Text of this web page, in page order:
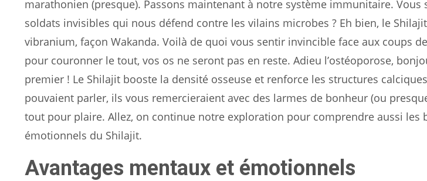
marathonien (presque). Passons maintenant à notre système immunitaire. Vous
soldats invisibles qui nous défend contre les vilains microbes ? Eh bien, le
vibranium, façon Wakanda. Voilà de quoi vous sentir invincible face aux coups
pour couronner le tout, vos os ne seront pas en reste. Adieu l’ostéoporose,
premier ! Le Shilajit booste la densité osseuse et renforce les structures
pouvaient parler, ils vous remercieraient avec des larmes de bonheur (ou
tout pour plaire. Allez, on continue notre exploration pour comprendre aussi les
émotionnels du Shilajit.
Avantages mentaux et émotionnels